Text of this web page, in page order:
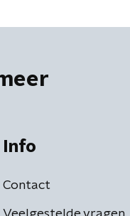
Info
Contact